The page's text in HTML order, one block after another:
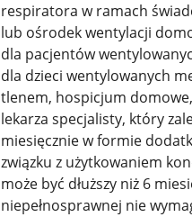
respiratora w ramach
lub ośrodek wentylacji
dla pacjentów
dla dzieci wentylowanych
tlenem, hospicjum
lekarza specjalisty, który
miesięcznie w formie
związku z użytkowaniem
może być dłuższy niż 6
niepełnosprawnej nie